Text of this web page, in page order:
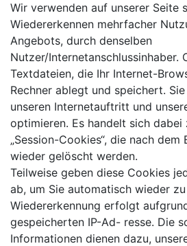
Wir verwenden auf unserer Seite
Wiedererkennen mehrfacher
Angebots, durch denselben
Nutzer/Internetanschlussinhaber.
Textdateien, die Ihr Internet-
Rechner ablegt und speichert.
unseren Internetauftritt und
optimieren. Es handelt sich dabei
„Session-Cookies“, die nach dem
wieder gelöscht werden.
Teilweise geben diese Cookies
ab, um Sie automatisch wieder
Wiedererkennung erfolgt
gespeicherten IP-Ad- resse. Die
Informationen dienen dazu,